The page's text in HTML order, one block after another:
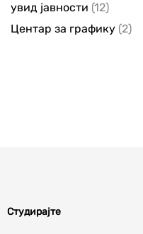
увид јавности (12)
Центар за графику (2)
Студирајте